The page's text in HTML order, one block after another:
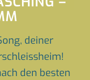
deiner
den besten